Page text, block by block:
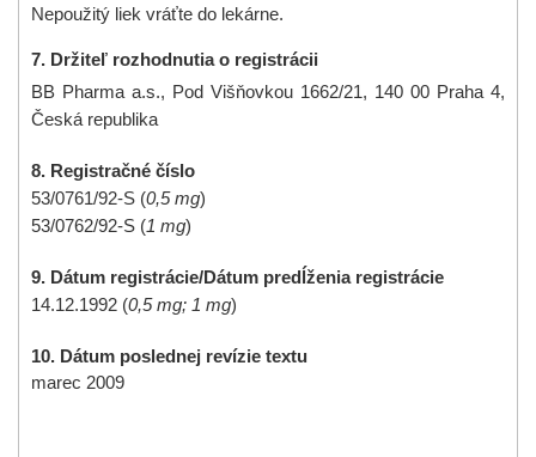
Nepoužitý liek vráťte do lekárne.
7. Držiteľ rozhodnutia o registrácii
BB Pharma a.s., Pod Višňovkou 1662/21, 140 00 Praha 4,
Česká republika
8. Registračné číslo
53/0761/92-S (0,5 mg)
53/0762/92-S (1 mg)
9. Dátum registrácie/Dátum predĺženia registrácie
14.12.1992 (0,5 mg; 1 mg)
10. Dátum poslednej revízie textu
marec 2009